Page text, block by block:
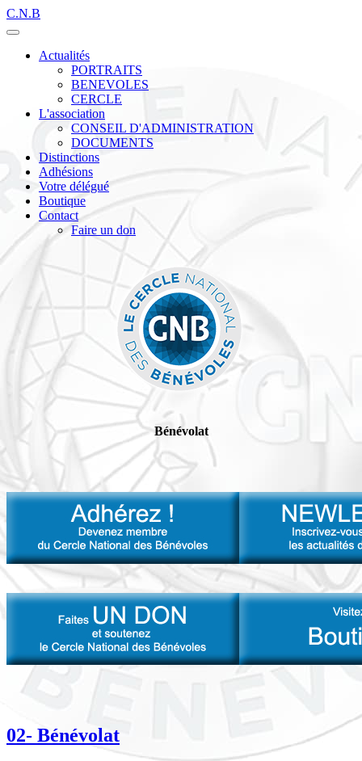
C.N.B
Actualités
PORTRAITS
BENEVOLES
CERCLE
L'association
CONSEIL D'ADMINISTRATION
DOCUMENTS
Distinctions
Adhésions
Votre délégué
Boutique
Contact
Faire un don
Bénévolat
02- Bénévolat